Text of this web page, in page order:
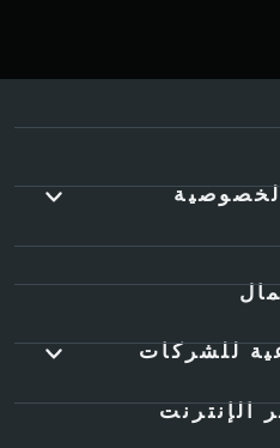
للشركات
الإنترنت